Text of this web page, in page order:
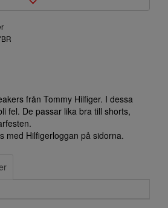
från Tommy Hilfiger. I dessa
fel. De passar lika bra till shorts,
med Hilfigerloggan på sidorna.